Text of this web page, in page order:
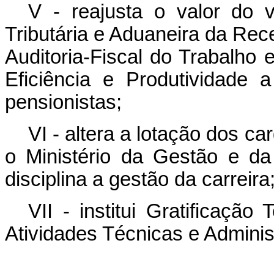
V - reajusta o valor do
Tributária e Aduaneira da
Auditoria-Fiscal do Trabalho
Eficiência e Produtividade
pensionistas;
VI - altera a lotação dos
o Ministério da Gestão e
disciplina a gestão da
VII - institui Gratificação
Atividades Técnicas e